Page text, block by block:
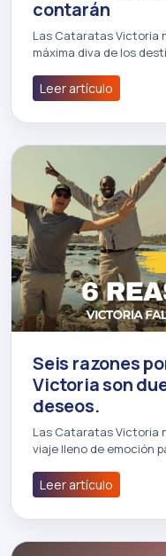
contarán
Las Cataratas Victoria
máxima diva de los
Leer artículo
Seis razones
Victoria son
deseos.
Las Cataratas Victoria
viaje lleno de emoción
Leer artículo